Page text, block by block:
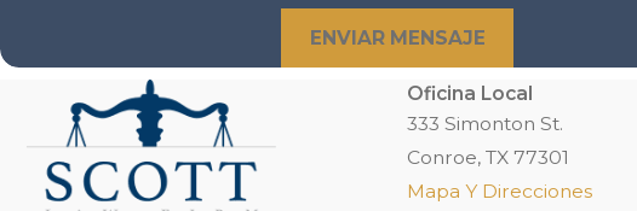
ENVIAR MENSAJE
Oficina Local
333 Simonton St.
Conroe, TX 77301
Mapa Y Direcciones